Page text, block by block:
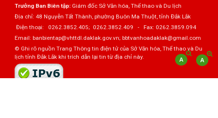
Trưởng Ban Biên tập: Giám đốc Sở Văn hóa, Thể thao và Du lịch
Địa chỉ: 48 Nguyễn Tất Thành, phường Buôn Ma Thuột, tỉnh Đắk Lắk
Điện thoại: 0262.3852.405; 0262.3852.409 - Fax: 0262.3859.094
Email: banbientap@vhttdl.daklak.gov.vn; bbtvanhoadaklak@gmail.com
© Ghi rõ nguồn Trang Thông tin điện tử của Sở Văn hóa, Thể thao và Du
lịch tỉnh Đắk Lắk khi trích dẫn lại tin từ địa chỉ này.